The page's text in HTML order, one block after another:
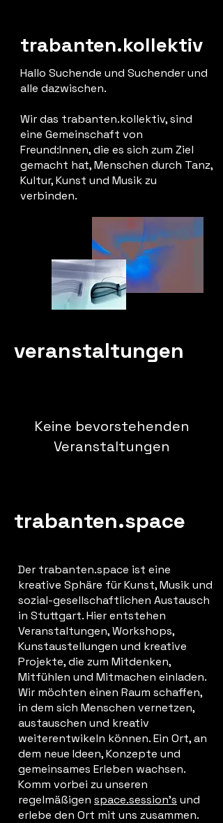
trabanten.kollektiv
Hallo Suchende und Suchender und
alle dazwischen.
Wir das trabanten.kollektiv, sind
eine Gemeinschaft von
Freund:Innen, die es sich zum Ziel
gemacht hat, Menschen durch Tanz,
Kultur, Kunst und Musik zu
verbinden.
veranstaltungen
Keine bevorstehenden
Veranstaltungen
trabanten.space
Der trabanten.space ist eine
kreative Sphäre für Kunst, Musik und
sozial-gesellschaftlichen Austausch
in Stuttgart. Hier entstehen
Veranstaltungen, Workshops,
Kunstaustellungen und kreative
Projekte, die zum Mitdenken,
Mitfühlen und Mitmachen einladen.
Wir möchten einen Raum schaffen,
in dem sich Menschen vernetzen,
austauschen und kreativ
weiterentwikeln können. Ein Ort, an
dem neue Ideen, Konzepte und
gemeinsames Erleben wachsen.
Komm vorbei zu unseren
regelmäßigen space.session's und
erlebe den Ort mit uns zusammen.